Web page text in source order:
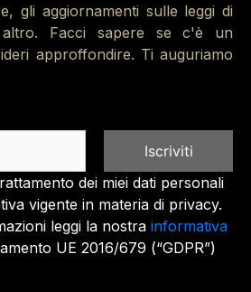
gli aggiornamenti sulle leggi di
Facci sapere se c'è un
approffondire. Ti auguriamo
dei miei dati personali
vigente in materia di privacy.
leggi la nostra informativa
UE 2016/679 (“GDPR”)